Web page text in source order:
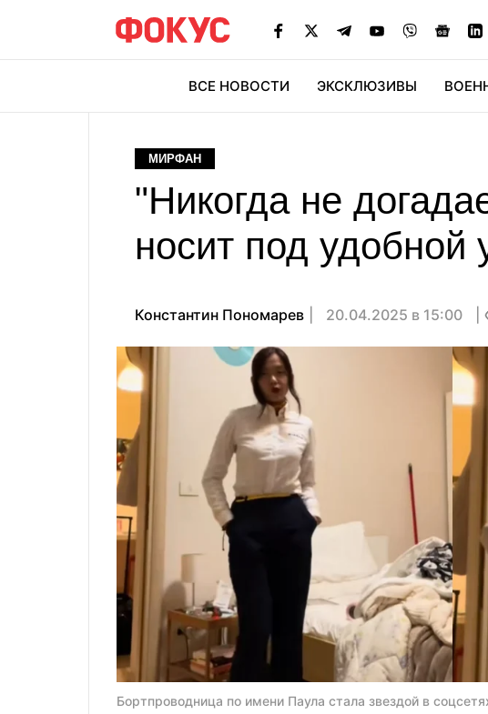
ВСЕ НОВОСТИ ЭКСКЛЮЗИВЫ
МИРФАН
"Никогда не
носит под
Константин Пономарев 20.04.2025 в 15:00
Бортпроводница по имени Паула стала звездой в